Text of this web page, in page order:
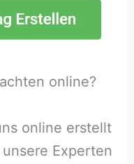
online?
online erstellt
Experten